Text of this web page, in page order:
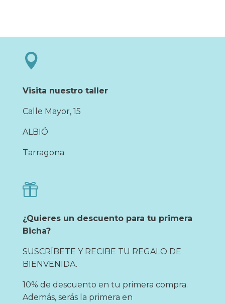

Visita nuestro taller
Calle Mayor, 15
ALBIÓ
Tarragona

¿Quieres un descuento para tu primera
Bicha?
SUSCRÍBETE Y RECIBE TU REGALO DE
BIENVENIDA.
10% de descuento en tu primera compra.
Además, serás la primera en